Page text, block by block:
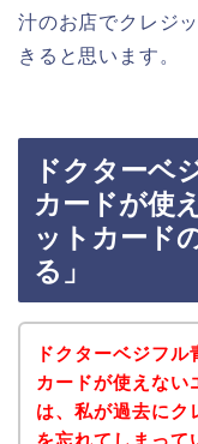
汁のお店でクレジ
きると思います。
ドクターベ
カードが使
ットカード
る」
ドクターベジフル
カードが使えない
は、私が過去にク
を忘れてしまって